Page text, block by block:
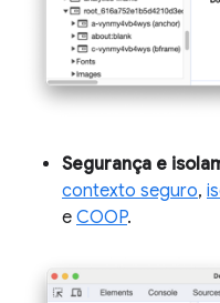
Segurança e
contexto seguro,
e COOP.